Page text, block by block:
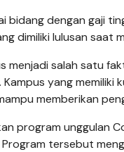
dengan gaji
dimiliki lulusan saat
menjadi salah satu
yang
memberikan
program unggulan
tersebut